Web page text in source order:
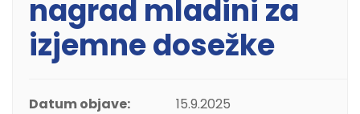
nagrad mladini za
izjemne dosežke
Datum objave:
15.9.2025